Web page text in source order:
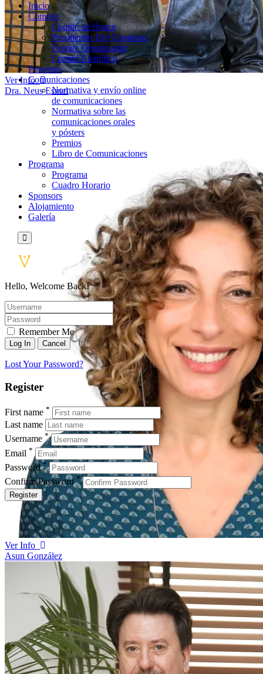
Ver Info
Dra. Neus Esmel
Ver Info
Asun González
Inicio
Comités
Comité de Honor
Presidentes Del Congreso
Comité Organizador
Comité Científico
Ponentes
Comunicaciones
Normativa y envío online
de comunicaciones
Normativa sobre las
comunicaciones orales
y pósters
Premios
Libro de Comunicaciones
Programa
Programa
Cuadro Horario
Sponsors
Alojamiento
Galería
Hello, Welcome Back!
Remember Me
Lost Your Password?
Register
First name *
Last name
Username *
Email *
Password *
Confirm Password *
Register